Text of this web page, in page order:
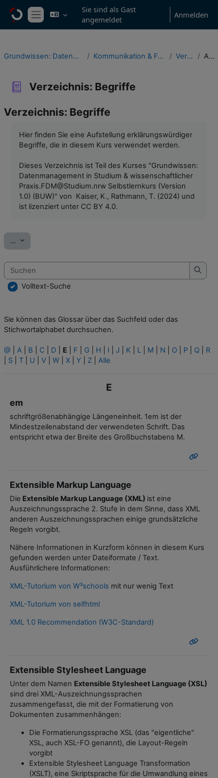
Website-Übersicht
Sie sind als Gast
angemeldet
Anmelden
Grundwissen: Datenmanagement in Studium & wissenschaftlicher Praxis Kommunikation & Feedback, Verzeichnisse & Informationsressourcen Verzeichnis: Begriffe Alphabetisch
Verzeichnis: Begriffe
Verzeichnis: Begriffe
Hier finden Sie eine Aufstellung erklärungswürdiger
Begriffe, die in diesem Kurs verwendet werden.
Dieses Verzeichnis ist Teil des Kurses "Grundwissen:
Datenmanagement in Studium & wissenschaftlicher
Praxis.FDM@Studium.nrw Selbstlernkurs (Version
1.0) (BUW)" von Kaiser, K., Rathmann, T. (2024) und
ist lizenziert unter CC BY 4.0.
... Einträge exportieren
Suchen
Volltext-Suche
Sie können das Glossar über das Suchfeld oder das
Stichwortalphabet durchsuchen.
@ A B C D E F G H I J K L M N O P Q
R
S T U V W X Y Z Alle
E
em
schriftgrößenabhängige Längeneinheit. 1em ist der
Mindestzeilenabstand der verwendeten Schrift. Das
entspricht etwa der Breite des Großbuchstabens M.
Extensible Markup Language
Die Extensible Markup Language (XML) ist eine
Auszeichnungssprache 2. Stufe in dem Sinne, dass XML
anderen Auszeichnungssprachen einige grundsätzliche
Regeln vorgibt.
Nähere Informationen in Kurzform können in diesem Kurs
gefunden werden unter Dateiformate / Text.
Ausführlichere Informationen:
XML-Tutorium von W³schools mit nur wenig Text
XML-Tutorium von selfhtml
XML 1.0 Recommendation (W3C-Standard)
Extensible Stylesheet Language
Unter dem Namen Extensible Stylesheet Language (XSL)
sind drei XML-Auszeichnungssprachen
zusammengefasst, die mit der Formatierung von
Dokumenten zusammenhängen:
Die Formatierungssprache XSL (das "eigentliche"
XSL, auch XSL-FO genannt), die Layout-Regeln
vorgibt
Extensible Stylesheet Language Transformation
(XSLT), eine Skriptsprache für die Umwandlung eines